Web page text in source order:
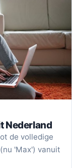
Nederland
de volledige
'Max') vanuit